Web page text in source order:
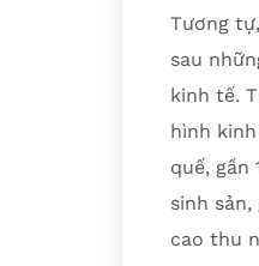
Tương
sau
kinh tế.
hình
quế, gần
sinh
cao thu